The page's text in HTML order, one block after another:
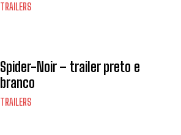
TRAILERS
Spider-Noir – trailer preto e
branco
TRAILERS